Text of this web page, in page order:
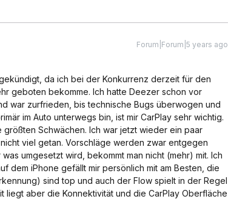
Forum|Forum|5 years ago
da ich bei der Konkurrenz derzeit für den
geboten bekomme. Ich hatte Deezer schon vor
war zurfrieden, bis technische Bugs überwogen und
im Auto unterwegs bin, ist mir CarPlay sehr wichtig.
Schwächen. Ich war jetzt wieder ein paar
viel getan. Vorschläge werden zwar entgegen
umgesetzt wird, bekommt man nicht (mehr) mit. Ich
dem iPhone gefällt mir persönlich mit am Besten, die
sind top und auch der Flow spielt in der Regel
liegt aber die Konnektivität und die CarPlay Oberfläche